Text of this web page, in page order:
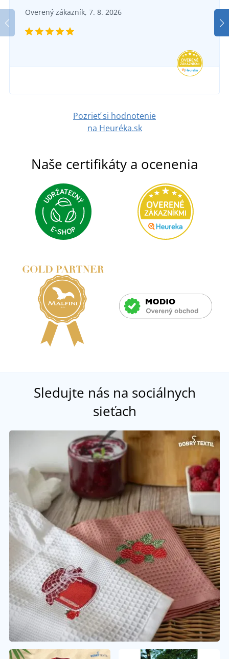
Overený zákazník, 7. 8. 2026
Pozrieť si hodnotenie
na Heuréka.sk
Naše certifikáty a ocenenia
Sledujte nás na sociálnych
sieťach